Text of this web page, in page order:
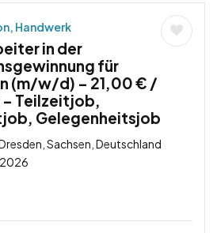
Handwerk
in der
für
(m/w/d) – 21,00 € /
Teilzeitjob,
Gelegenheitsjob
Sachsen, Deutschland